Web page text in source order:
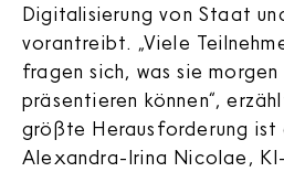
Digitalisierung von Staat
vorantreibt. „Viele
fragen sich, was sie
präsentieren können“,
größte Herausforderung ist
Alexandra-Irina Nicolae,